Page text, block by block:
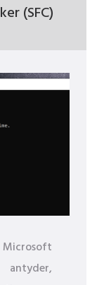
(SFC)